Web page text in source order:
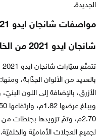
الجديدة.
مواصفات شانجان ايدو 2021
شانجان ايدو 2021 من الخارج
بالعديد من الألوان الجذّابة،
لجميع العجلات الأماميّة والخلفيّة.